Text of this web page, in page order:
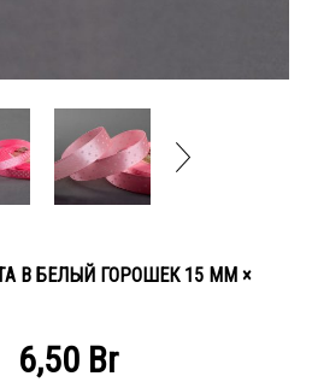
В БЕЛЫЙ ГОРОШЕК 15 ММ ×
6,50 Br